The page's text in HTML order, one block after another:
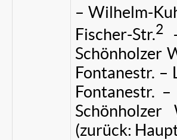
– Wilhelm-
Fischer-Str.2
Schönholzer
Fontanestr. –
Fontanestr.
(zurück: